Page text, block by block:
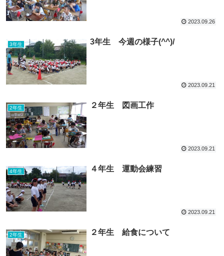
2023.09.26
3年生 3年生 今週の様子(^^)/
2023.09.21
2年生 ２年生 図画工作
2023.09.21
4年生 ４年生 運動会練習
2023.09.21
2年生 ２年生 給食について